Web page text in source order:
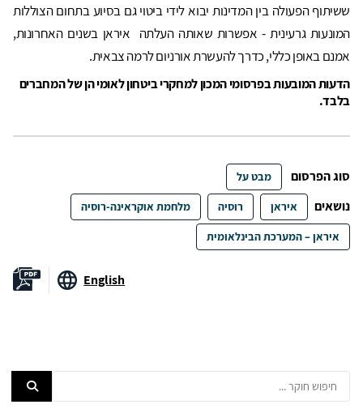
ששיתוף הפעולה בין המדינות יבוא לידי ביטוי גם בסיוע בתחום הצוללות
המונעות גרעינית - אפשרות שאותה העלתה איראן בשנים האחרונות,
אמנם באופן כללי, כדרך להעשרת אורניום לרמה צבאית.
הדעות המובעות בפרסומי המכון למחקרי ביטחון לאומי הן של המחברים
בלבד.
סוג הפרסום מבט על
נושאים איראן רוסיה מלחמת אוקראינה-רוסיה
איראן – המערכת הבינלאומית
English